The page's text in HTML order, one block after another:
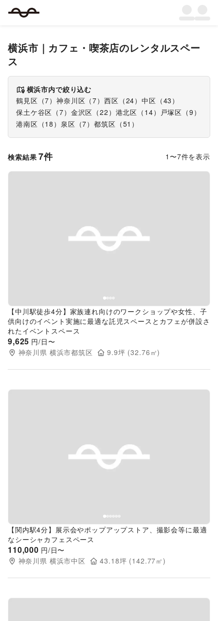
横浜市 ｜ カフェ・喫茶店のレンタルスペー
ス
横浜市内で絞り込む
鶴見区 （7）神奈川区 （7） 西区 （24）中区 （43 ）
保土ケ谷区 （7） 金沢区 （22 ） 港北区 （ 14） 戸塚区 （9 ）
港南区 （18 ） 泉区 （7）都筑区 （51 ）
検索結果 7件 1 〜7件を表示
Previous slide
【中川駅徒歩4分】家族連れ向けのワークショップや女性、子
供向けのイベント実施に最適な託児スペースとカフェが併設さ
れたイベントスペース
9,625 円/日〜
神奈川県 横浜市都筑区 9.9坪 (32.76 ㎡)
Previous slide
【関内駅4分】展示会やポップアップストア、撮影会等に最適
なシーシャカフェスペース
110,000 円/日〜
神奈川県 横浜市中区 43.18坪 (142.77㎡)